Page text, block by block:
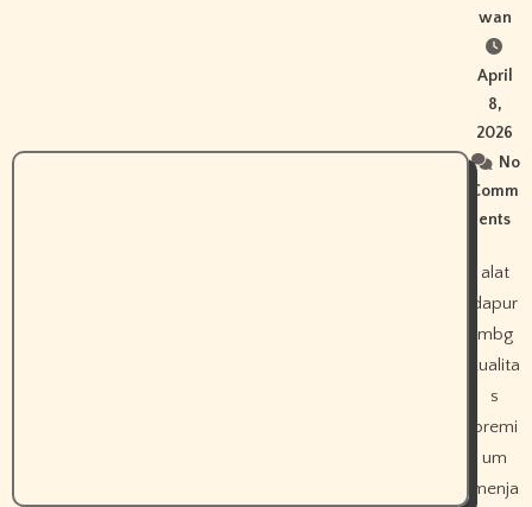
wan
April
8,
2026
No
Comm
ents
alat
dapur
mbg
kualita
s
premi
um
menja